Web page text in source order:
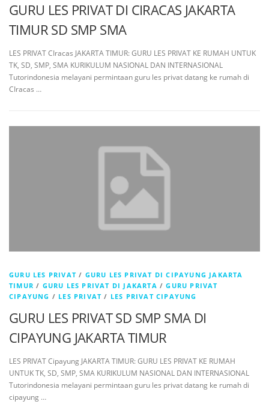
GURU LES PRIVAT DI CIRACAS JAKARTA
TIMUR SD SMP SMA
LES PRIVAT CIracas JAKARTA TIMUR: GURU LES PRIVAT KE RUMAH UNTUK
TK, SD, SMP, SMA KURIKULUM NASIONAL DAN INTERNASIONAL
Tutorindonesia melayani permintaan guru les privat datang ke rumah di
CIracas …
GURU LES PRIVAT / GURU LES PRIVAT DI CIPAYUNG JAKARTA
TIMUR / GURU LES PRIVAT DI JAKARTA /GURU PRIVAT
CIPAYUNG / LES PRIVAT / LES PRIVAT CIPAYUNG
GURU LES PRIVAT SD SMP SMA DI
CIPAYUNG JAKARTA TIMUR
LES PRIVAT Cipayung JAKARTA TIMUR: GURU LES PRIVAT KE RUMAH
UNTUK TK, SD, SMP, SMA KURIKULUM NASIONAL DAN INTERNASIONAL
Tutorindonesia melayani permintaan guru les privat datang ke rumah di
cipayung …